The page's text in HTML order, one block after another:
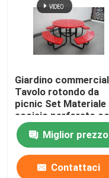
Giardino
Tavolo rotondo da
picnic Set Materiale
acciaio perforato
quattro panche
Miglior prezzo
Contattaci